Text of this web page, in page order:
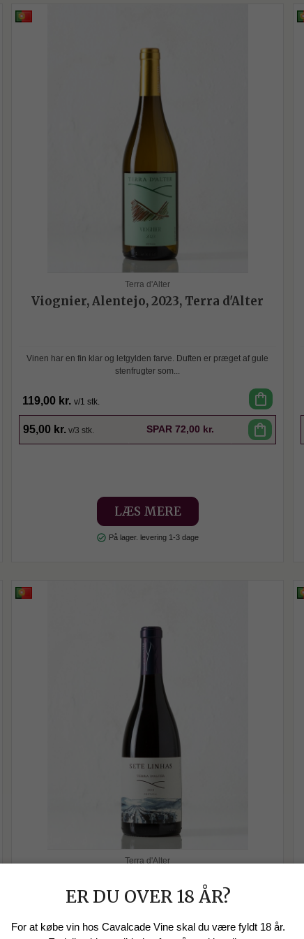
Terra d'Alter
Viognier, Alentejo, 2023, Terra d'Alter
Vinen har en fin klar og letgylden farve. Duften er præget af gule
stenfrugter som...
119,00 kr. v/1 stk. shopping_bag
95,00 kr. v/3 stk. SPAR 72,00 kr. shopping_bag
LÆS MERE
check_circle På lager. levering 1-3 dage
Terra d'Alter
d'Alter
Farven er klar, mørk rød og intens. Duften er præget af modne
ER DU OVER 18 ÅR?
For at købe vin hos Cavalcade Vine skal du være fyldt 18 år.